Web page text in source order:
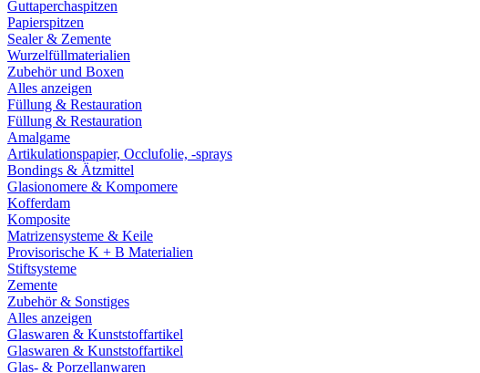
Guttaperchaspitzen
Papierspitzen
Sealer & Zemente
Wurzelfüllmaterialien
Zubehör und Boxen
Alles anzeigen
Füllung & Restauration
Füllung & Restauration
Amalgame
Artikulationspapier, Occlufolie, -sprays
Bondings & Ätzmittel
Glasionomere & Kompomere
Kofferdam
Komposite
Matrizensysteme & Keile
Provisorische K + B Materialien
Stiftsysteme
Zemente
Zubehör & Sonstiges
Alles anzeigen
Glaswaren & Kunststoffartikel
Glaswaren & Kunststoffartikel
Glas- & Porzellanwaren